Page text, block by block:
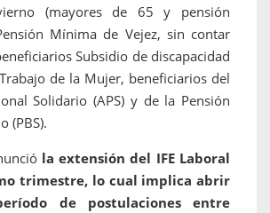
(mayores de 65 y pensión
Mínima de Vejez, sin contar
Subsidio de discapacidad
de la Mujer, beneficiarios del
Solidario (APS) y de la Pensión
(PBS).
la extensión del IFE Laboral
trimestre, lo cual implica abrir
de postulaciones entre